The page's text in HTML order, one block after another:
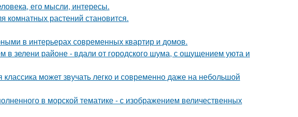
его мысли, интересы.
растений становится.
в интерьерах современных квартир и домов.
в зелени районе - вдали от городского шума, с ощущением уюта и
классика может звучать легко и современно даже на небольшой
в морской тематике - с изображением величественных